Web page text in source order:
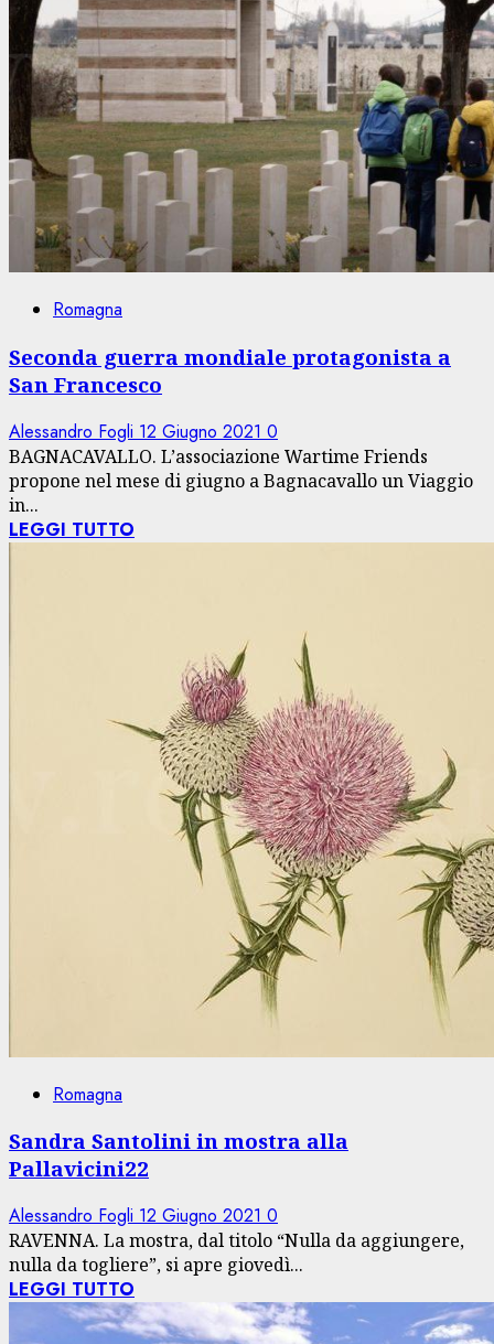
Romagna
Seconda guerra mondiale protagonista a
San Francesco
Alessandro Fogli 12 Giugno 2021 0
BAGNACAVALLO. L’associazione Wartime Friends
propone nel mese di giugno a Bagnacavallo un Viaggio
in...
LEGGI TUTTO
Romagna
Sandra Santolini in mostra alla
Pallavicini22
Alessandro Fogli 12 Giugno 2021 0
RAVENNA. La mostra, dal titolo “Nulla da aggiungere,
nulla da togliere”, si apre giovedì...
LEGGI TUTTO